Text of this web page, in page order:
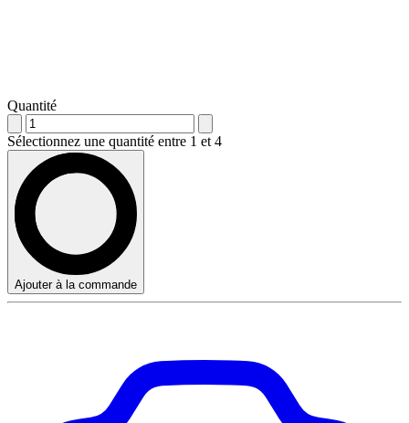
Quantité
Sélectionnez une quantité entre 1 et 4
Ajouter à la commande